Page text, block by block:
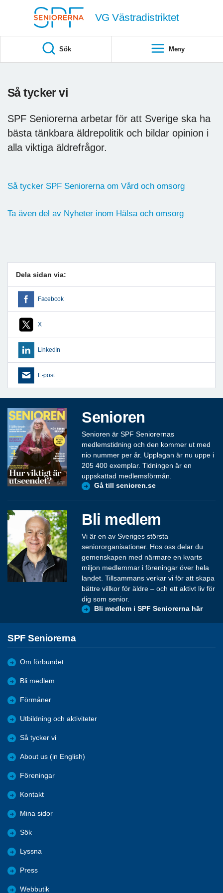
VG Västradistriktet
Sök Meny
Så tycker vi
SPF Seniorerna arbetar för att Sverige ska ha
bästa tänkbara äldrepolitik och bildar opinion i
alla viktiga äldrefrågor.
Så tycker SPF Seniorerna om Vård och omsorg
Ta även del av Nyheter inom Hälsa och omsorg
Dela sidan via:
Facebook
X
LinkedIn
E-post
Senioren
Senioren är SPF Seniorernas
medlemstidning och den kommer ut med
nio nummer per år. Upplagan är nu uppe i
205 400 exemplar. Tidningen är en
uppskattad medlemsförmån.
Gå till senioren.se
Bli medlem
Vi är en av Sveriges största
seniororganisationer. Hos oss delar du
gemenskapen med närmare en kvarts
miljon medlemmar i föreningar över hela
landet. Tillsammans verkar vi för att skapa
bättre villkor för äldre – och ett aktivt liv för
dig som senior.
Bli medlem i SPF Seniorerna här
SPF Seniorerna
Om förbundet
Bli medlem
Förmåner
Utbildning och aktiviteter
Så tycker vi
About us (in English)
Föreningar
Kontakt
Mina sidor
Sök
Lyssna
Press
Webbutik